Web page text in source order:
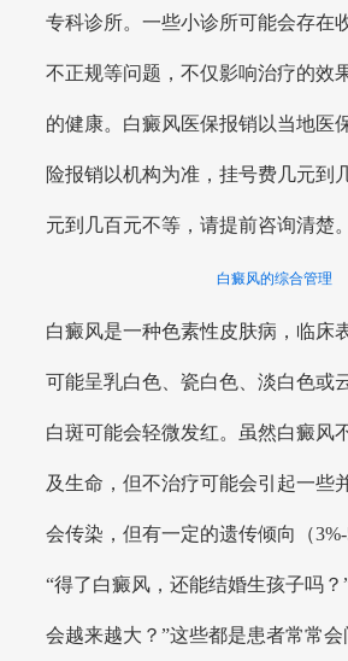
专科诊所。一些小诊所可能会存在
不正规等问题，不仅影响治疗的效
的健康。白癜风医保报销以当地医
险报销以机构为准，挂号费几元到
元到几百元不等，请提前咨询清楚。
白癜风的综合管理
白癜风是一种色素性皮肤病，临床
可能呈乳白色、瓷白色、淡白色或
白斑可能会轻微发红。虽然白癜风
及生命，但不治疗可能会引起一些
会传染，但有一定的遗传倾向（3%-
“得了白癜风，还能结婚生孩子吗？
会越来越大？”这些都是患者常常